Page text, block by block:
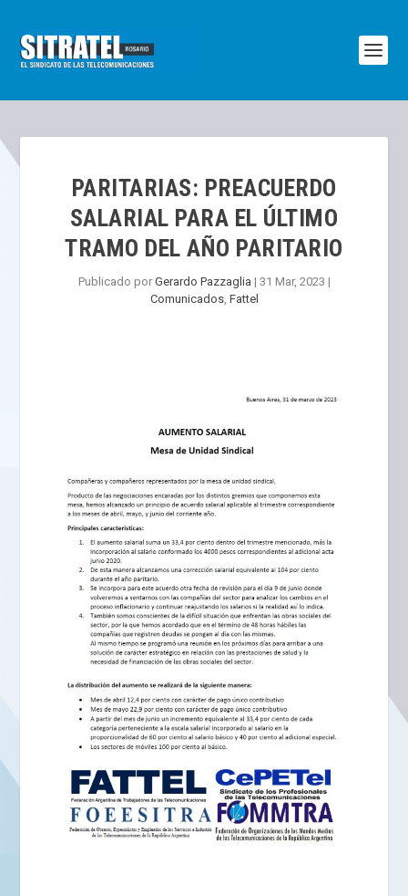
PARITARIAS: PREACUERDO
SALARIAL PARA EL ÚLTIMO
TRAMO DEL AÑO PARITARIO
Publicado por Gerardo Pazzaglia | 31 Mar, 2023 |
Comunicados, Fattel